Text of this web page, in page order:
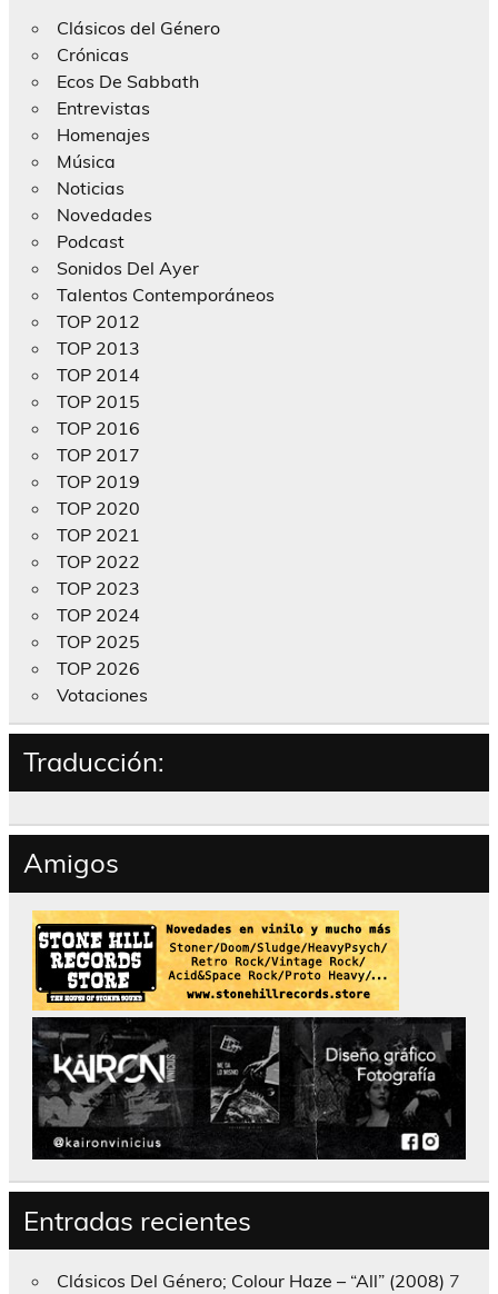
Clásicos del Género
Crónicas
Ecos De Sabbath
Entrevistas
Homenajes
Música
Noticias
Novedades
Podcast
Sonidos Del Ayer
Talentos Contemporáneos
TOP 2012
TOP 2013
TOP 2014
TOP 2015
TOP 2016
TOP 2017
TOP 2019
TOP 2020
TOP 2021
TOP 2022
TOP 2023
TOP 2024
TOP 2025
TOP 2026
Votaciones
Traducción:
Amigos
Entradas recientes
Clásicos Del Género; Colour Haze – “All” (2008) 7